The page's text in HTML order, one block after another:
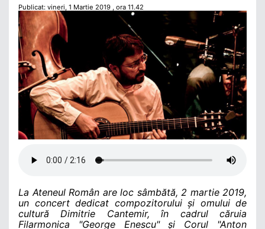
Publicat: vineri, 1 Martie 2019 , ora 11.42
La Ateneul Român are loc sâmbătă, 2 martie 2019,
un concert dedicat compozitorului și omului de
cultură Dimitrie Cantemir, în cadrul căruia
Filarmonica "George Enescu" și Corul "Anton